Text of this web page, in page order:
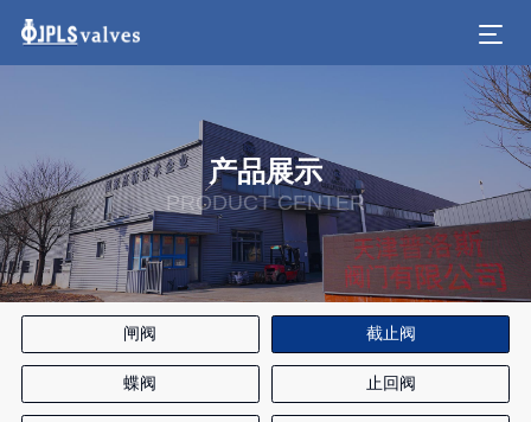
产品展示
PRODUCT CENTER
闸阀 截止阀
蝶阀 止回阀